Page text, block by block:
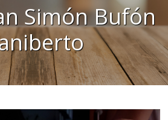
Simón Bufón